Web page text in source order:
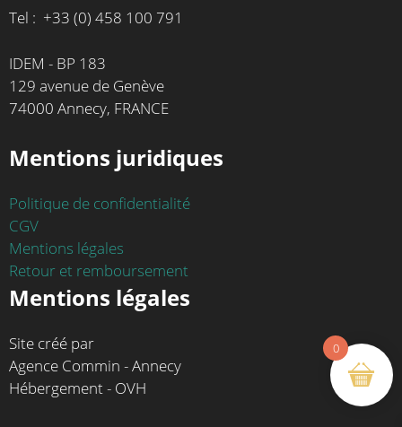
Tel : +33 (0) 458 100 791
IDEM - BP 183
129 avenue de Genève
74000 Annecy, FRANCE
Mentions juridiques
Politique de confidentialité
CGV
Mentions légales
Retour et remboursement
Mentions légales
Site créé par
Agence Commin - Annecy
Hébergement - OVH
0